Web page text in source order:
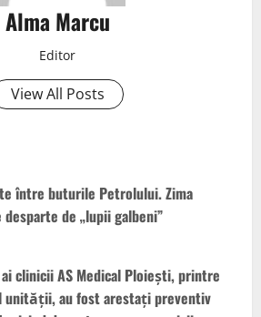
Alma Marcu
Editor
View All Posts
între buturile Petrolului. Zima
de „lupii galbeni”
clinicii AS Medical Ploiești, printre
unității, au fost arestați preventiv